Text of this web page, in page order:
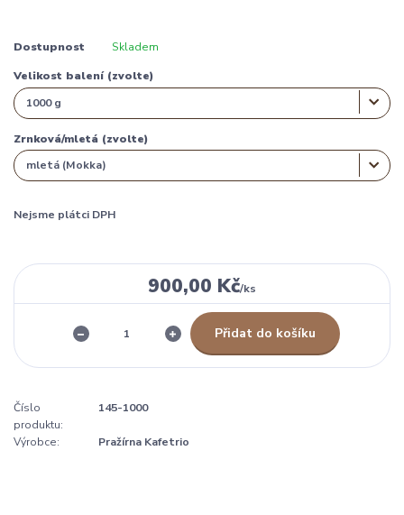
Dostupnost Skladem
Velikost balení (zvolte)
Zrnková/mletá (zvolte)
Nejsme plátci DPH
900,00 Kč/ks
Přidat do košíku
Číslo
produktu:
145-1000
Výrobce: Pražírna Kafetrio